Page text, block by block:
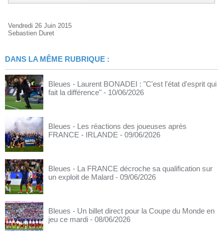
Vendredi 26 Juin 2015
Sebastien Duret
DANS LA MÊME RUBRIQUE :
Bleues - Laurent BONADEI : "C'est l'état d'esprit qui
fait la différence" - 10/06/2026
Bleues - Les réactions des joueuses après
FRANCE - IRLANDE - 09/06/2026
Bleues - La FRANCE décroche sa qualification sur
un exploit de Malard - 09/06/2026
Bleues - Un billet direct pour la Coupe du Monde en
jeu ce mardi - 08/06/2026